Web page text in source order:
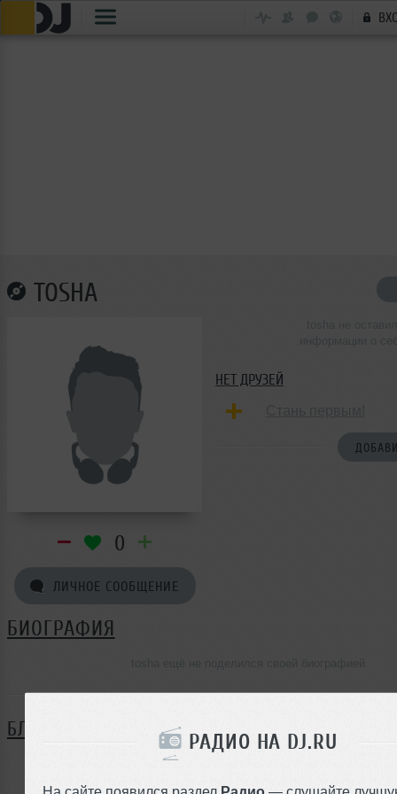
РАДИО НА DJ.RU
На сайте появился раздел Радио — слушайте
TOSHA
0
ЛИЧНОЕ СООБЩЕНИЕ
НЕТ ДРУЗЕЙ
БИОГРАФИЯ
БЛОГ